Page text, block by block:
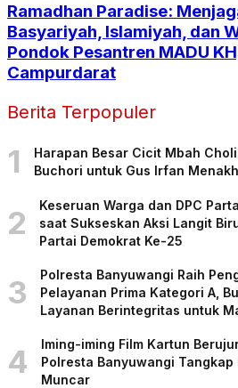
Ramadhan Paradise:
Basyariyah, Islamiyah, dan
Pondok Pesantren MADU
Campurdarat
Berita Terpopuler
1
Harapan Besar Cicit Mbah
Buchori untuk Gus Irfan
2
Keseruan Warga dan DPC
saat Sukseskan Aksi Langit
Partai Demokrat Ke-25
3
Polresta Banyuwangi Raih
Pelayanan Prima Kategori A,
Layanan Berintegritas untuk
4
Iming-iming Film Kartun
Polresta Banyuwangi
Muncar